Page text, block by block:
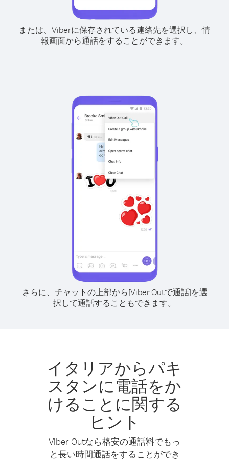
または、Viberに保存されている連絡先を選択し、情
報画面から通話をすることができます。
さらに、チャットの上部から[Viber Outで通話]を選
択して通話することもできます。
イタリアからパキ
スタンに電話をか
けることに関する
ヒント
Viber Outなら格安の通話料でもっ
と長い時間通話をすることができ